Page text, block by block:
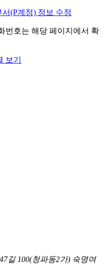
서(P계정) 정보 수정
번호는 해당 페이지에서 확
보기
길 100(청파동2가) 숙명여